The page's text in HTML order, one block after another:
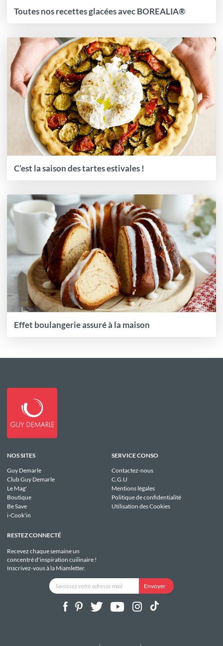
Toutes nos recettes glacées avec BOREALIA®
C’est la saison des tartes estivales !
Effet boulangerie assuré à la maison
NOS SITES
Guy Demarle
Club Guy Demarle
Le Mag'
Boutique
Be Save
i-Cook'in
SERVICE CONSO
Contactez-nous
C.G.U
Mentions légales
Politique de confidentialité
Utilisation des Cookies
RESTEZ CONNECTÉ
Recevez chaque semaine un
concentré d'inspiration cuilinaire !
Inscrivez-vous à la Miamletter.